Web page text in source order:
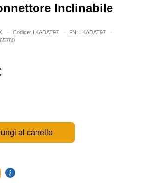
Inclinabile
Codice: LKADAT97
PN: LKADAT97
al carrello